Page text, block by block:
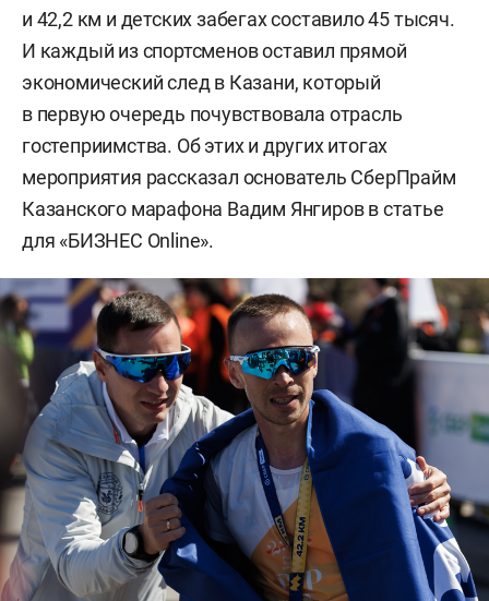
и 42,2 км и детских забегах составило 45 тысяч.
И каждый из спортсменов оставил прямой
экономический след в Казани, который
в первую очередь почувствовала отрасль
гостеприимства. Об этих и других итогах
мероприятия рассказал основатель СберПрайм
Казанского марафона Вадим Янгиров в статье
для «БИЗНЕС Online».